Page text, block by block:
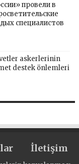
провели в
специалистов
askerlerinin
destek önlemleri
İletişim